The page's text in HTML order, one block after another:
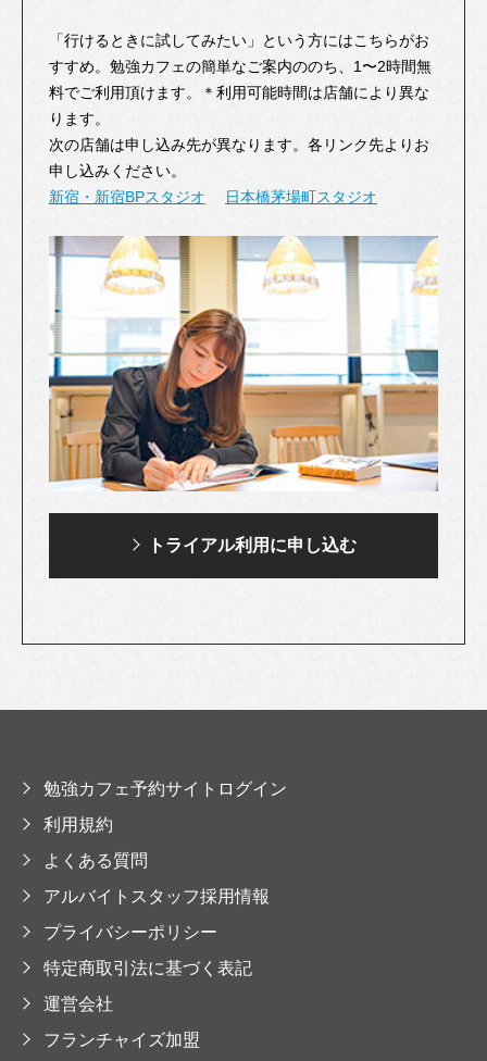
「行けるときに試してみたい」という方にはこちらがお
すすめ。勉強カフェの簡単なご案内ののち、1〜2時間無
料でご利用頂けます。＊利用可能時間は店舗により異な
ります。
次の店舗は申し込み先が異なります。各リンク先よりお
申し込みください。
新宿・新宿BPスタジオ
日本橋茅場町スタジオ
トライアル利用に申し込む
勉強カフェ予約サイトログイン
利用規約
よくある質問
アルバイトスタッフ採用情報
プライバシーポリシー
特定商取引法に基づく表記
運営会社
フランチャイズ加盟